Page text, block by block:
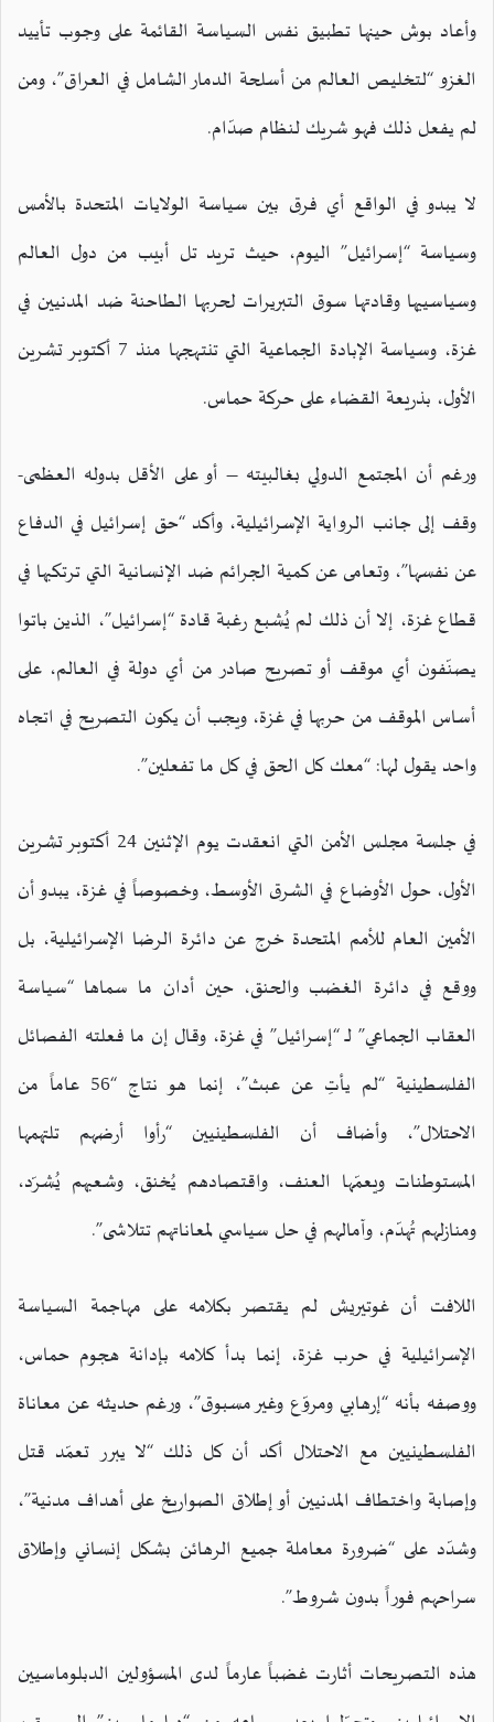
وأعاد بوش حينها تطبيق نفس السياسة القائمة على وجوب تأييد
الغزو “لتخليص العالم من أسلحة الدمار الشامل في العراق”، ومن
لم يفعل ذلك فهو شريك لنظام صدّام.
لا يبدو في الواقع أي فرق بين سياسة الولايات المتحدة بالأمس
وسياسة “إسرائيل” اليوم، حيث تريد تل أبيب من دول العالم
وسياسييها وقادتها سوق التبريرات لحربها الطاحنة ضد المدنيين في
غزة، وسياسة الإبادة الجماعية التي تنتهجها منذ 7 أكتوبر تشرين
الأول، بذريعة القضاء على حركة حماس.
ورغم أن المجتمع الدولي بغالبيته – أو على الأقل بدوله العظمى-
وقف إلى جانب الرواية الإسرائيلية، وأكد “حق إسرائيل في الدفاع
عن نفسها”، وتعامى عن كمية الجرائم ضد الإنسانية التي ترتكبها في
قطاع غزة، إلا أن ذلك لم يُشبع رغبة قادة “إسرائيل”، الذين باتوا
يصنّفون أي موقف أو تصريح صادر من أي دولة في العالم، على
أساس الموقف من حربها في غزة، ويجب أن يكون التصريح في اتجاه
واحد يقول لها: “معك كل الحق في كل ما تفعلين”.
في جلسة مجلس الأمن التي انعقدت يوم الإثنين 24 أكتوبر تشرين
الأول، حول الأوضاع في الشرق الأوسط، وخصوصاً في غزة، يبدو أن
الأمين العام للأمم المتحدة خرج عن دائرة الرضا الإسرائيلية، بل
ووقع في دائرة الغضب والحنق، حين أدان ما سماها “سياسة
العقاب الجماعي” لـ “إسرائيل” في غزة، وقال إن ما فعلته الفصائل
الفلسطينية “لم يأتِ عن عبث”، إنما هو نتاج “56 عاماً من
الاحتلال”، وأضاف أن الفلسطينيين “رأوا أرضهم تلتهمها
المستوطنات ويعمّها العنف، واقتصادهم يُخنق، وشعبهم يُشرّد،
ومنازلهم تُهدّم، وآمالهم في حل سياسي لمعاناتهم تتلاشى”.
اللافت أن غوتيريش لم يقتصر بكلامه على مهاجمة السياسة
الإسرائيلية في حرب غزة، إنما بدأ كلامه بإدانة هجوم حماس،
ووصفه بأنه “إرهابي ومروّع وغير مسبوق”، ورغم حديثه عن معاناة
الفلسطينيين مع الاحتلال أكد أن كل ذلك “لا يبرر تعمّد قتل
وإصابة واختطاف المدنيين أو إطلاق الصواريخ على أهداف مدنية”،
وشدّد على “ضرورة معاملة جميع الرهائن بشكل إنساني وإطلاق
سراحهم فوراً بدون شروط”.
هذه التصريحات أثارت غضباً عارماً لدى المسؤولين الدبلوماسيين